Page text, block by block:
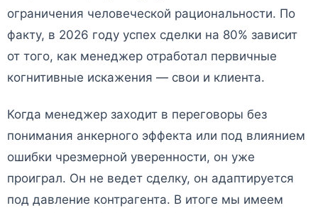
ограничения человеческой рациональности. По
факту, в 2026 году успех сделки на 80% зависит
от того, как менеджер отработал первичные
когнитивные искажения — свои и клиента.
Когда менеджер заходит в переговоры без
понимания анкерного эффекта или под влиянием
ошибки чрезмерной уверенности, он уже
проиграл. Он не ведет сделку, он адаптируется
под давление контрагента. В итоге мы имеем